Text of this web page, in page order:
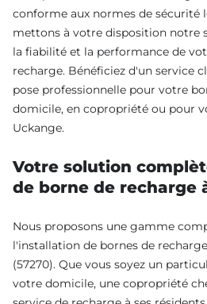
conforme aux normes de sécurité
mettons à votre disposition notre
la fiabilité et la performance de
recharge. Bénéficiez d'un service
pose professionnelle pour votre
domicile, en copropriété ou pour
Uckange.
Votre solution
de borne de recharge
Nous proposons une gamme
l'installation de bornes de
(57270). Que vous soyez un
votre domicile, une copropriété